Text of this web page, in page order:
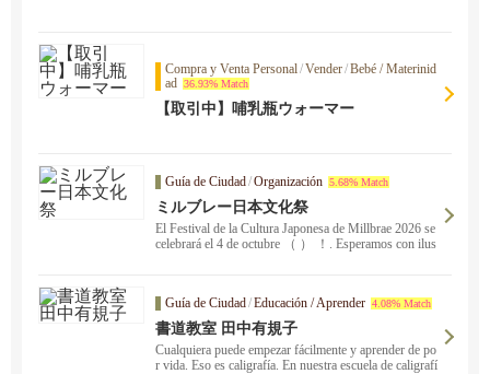
Compra y Venta Personal/Vender/Bebé / Materinid
ad 36.93% Match
【取引中】哺乳瓶ウォーマー
Guía de Ciudad/Organización 5.68% Match
ミルブレー日本文化祭
El Festival de la Cultura Japonesa de Millbrae 2026 se
celebrará el 4 de octubre （ ） ！. Esperamos con ilus
Guía de Ciudad/Educación / Aprender 4.08% Match
書道教室 田中有規子
Cualquiera puede empezar fácilmente y aprender de po
r vida. Eso es caligrafía. En nuestra escuela de caligrafí